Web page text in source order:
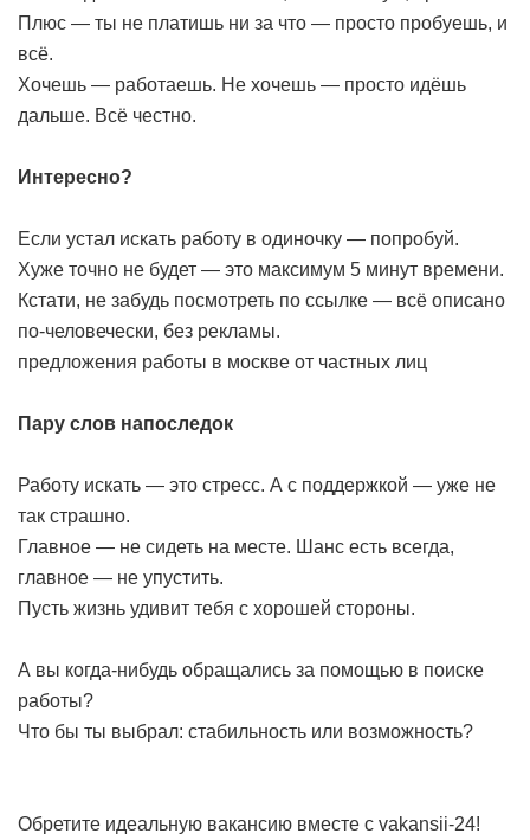
Плюс — ты не платишь ни за что — просто пробуешь, и
всё.
Хочешь — работаешь. Не хочешь — просто идёшь
дальше. Всё честно.
Интересно?
Если устал искать работу в одиночку — попробуй.
Хуже точно не будет — это максимум 5 минут времени.
Кстати, не забудь посмотреть по ссылке — всё описано
по-человечески, без рекламы.
предложения работы в москве от частных лиц
Пару слов напоследок
Работу искать — это стресс. А с поддержкой — уже не
так страшно.
Главное — не сидеть на месте. Шанс есть всегда,
главное — не упустить.
Пусть жизнь удивит тебя с хорошей стороны.
А вы когда-нибудь обращались за помощью в поиске
работы?
Что бы ты выбрал: стабильность или возможность?
Обретите идеальную вакансию вместе с vakansii-24!